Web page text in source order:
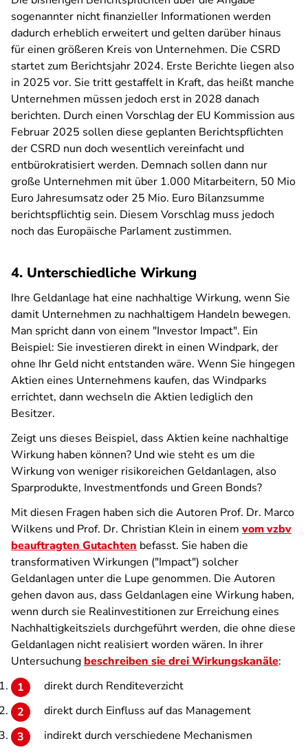
sogenannter nicht finanzieller Informationen werden
dadurch erheblich erweitert und gelten darüber hinaus
für einen größeren Kreis von Unternehmen. Die CSRD
startet zum Berichtsjahr 2024. Erste Berichte liegen also
in 2025 vor. Sie tritt gestaffelt in Kraft, das heißt manche
Unternehmen müssen jedoch erst in 2028 danach
berichten. Durch einen Vorschlag der EU Kommission aus
Februar 2025 sollen diese geplanten Berichtspflichten
der CSRD nun doch wesentlich vereinfacht und
entbürokratisiert werden. Demnach sollen dann nur
große Unternehmen mit über 1.000 Mitarbeitern, 50 Mio
Euro Jahresumsatz oder 25 Mio. Euro Bilanzsumme
berichtspflichtig sein. Diesem Vorschlag muss jedoch
noch das Europäische Parlament zustimmen.
4. Unterschiedliche Wirkung
Ihre Geldanlage hat eine nachhaltige Wirkung, wenn Sie
damit Unternehmen zu nachhaltigem Handeln bewegen.
Man spricht dann von einem "Investor Impact". Ein
Beispiel: Sie investieren direkt in einen Windpark, der
ohne Ihr Geld nicht entstanden wäre. Wenn Sie hingegen
Aktien eines Unternehmens kaufen, das Windparks
errichtet, dann wechseln die Aktien lediglich den
Besitzer.
Zeigt uns dieses Beispiel, dass Aktien keine nachhaltige
Wirkung haben können? Und wie steht es um die
Wirkung von weniger risikoreichen Geldanlagen, also
Sparprodukte, Investmentfonds und Green Bonds?
Mit diesen Fragen haben sich die Autoren Prof. Dr. Marco
Wilkens und Prof. Dr. Christian Klein in einem vom vzbv
beauftragten Gutachten befasst. Sie haben die
transformativen Wirkungen ("Impact") solcher
Geldanlagen unter die Lupe genommen. Die Autoren
gehen davon aus, dass Geldanlagen eine Wirkung haben,
wenn durch sie Realinvestitionen zur Erreichung eines
Nachhaltigkeitsziels durchgeführt werden, die ohne diese
Geldanlagen nicht realisiert worden wären. In ihrer
Untersuchung beschreiben sie drei Wirkungskanäle:
direkt durch Renditeverzicht
direkt durch Einfluss auf das Management
indirekt durch verschiedene Mechanismen